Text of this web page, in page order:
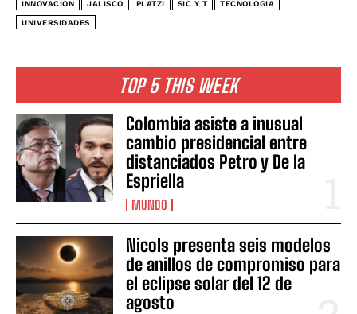
TOP 5 THIS WEEK
Colombia asiste a inusual
cambio presidencial entre
distanciados Petro y De la
Espriella
MUNDO
Nicols presenta seis modelos
de anillos de compromiso para
el eclipse solar del 12 de
agosto
INNOVACION JALISCO PLATZI SIC Y T TECNOLOGIA
UNIVERSIDADES